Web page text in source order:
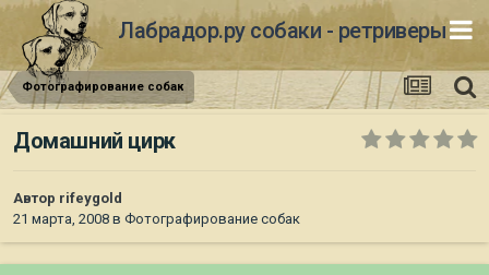
Лабрадор.ру собаки - ретриверы
Фотографирование собак
Домашний цирк
Автор rifeygold
21 марта, 2008 в Фотографирование собак